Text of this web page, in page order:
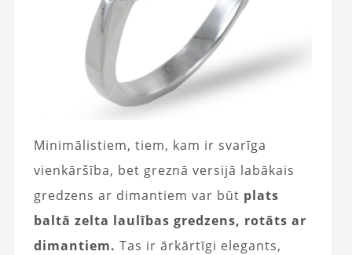
Minimālistiem, tiem, kam ir svarīga
vienkāršība, bet greznā versijā labākais
gredzens ar dimantiem var būt plats
baltā zelta laulības gredzens, rotāts ar
dimantiem. Tas ir ārkārtīgi elegants,